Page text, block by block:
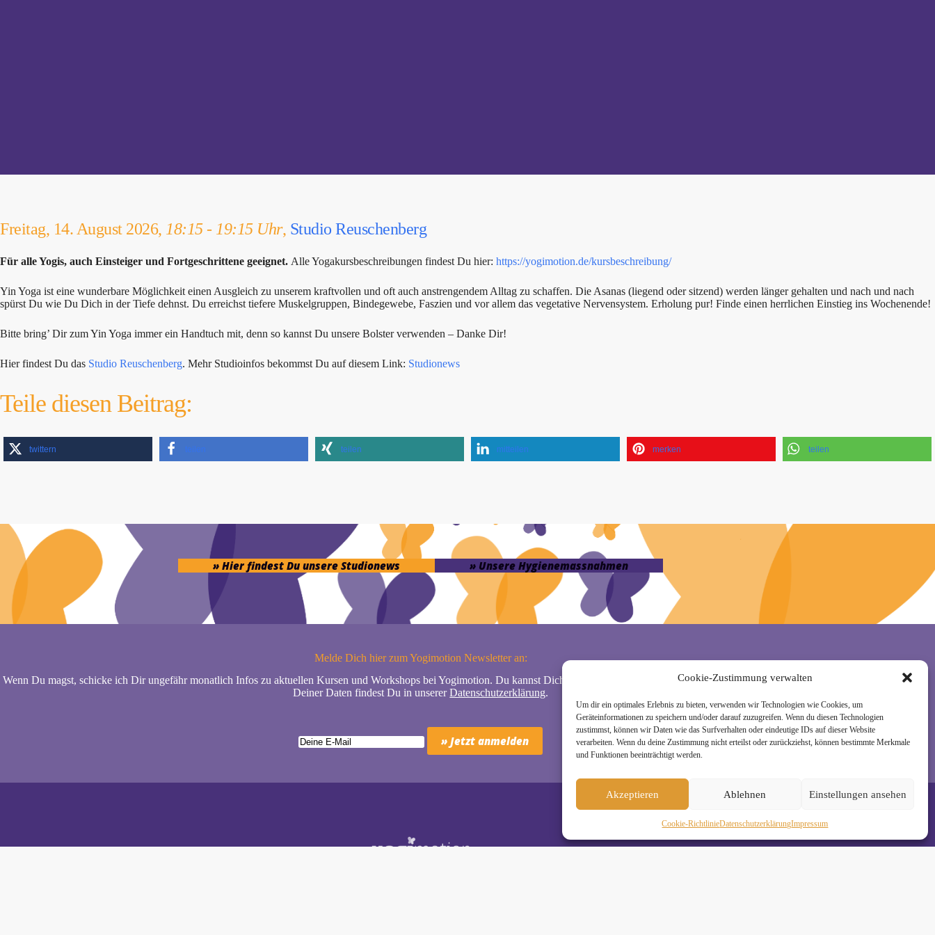
Cookie-Zustimmung verwalten
Um dir ein optimales Erlebnis zu bieten, verwenden wir Technologien wie Cookies, um
Geräteinformationen zu speichern und/oder darauf zuzugreifen. Wenn du diesen Technologien
zustimmst, können wir Daten wie das Surfverhalten oder eindeutige IDs auf dieser Website
verarbeiten. Wenn du deine Zustimmung nicht erteilst oder zurückziehst, können bestimmte Merkmale
und Funktionen beeinträchtigt werden.
Akzeptieren Ablehnen Einstellungen ansehen
Cookie-RichtlinieDaten­schutz­erklä­rungImpressum
Freitag, 14. August 2026, 18:15 - 19:15 Uhr, Studio Reuschenberg
Für alle Yogis, auch Einsteiger und Fortgeschrittene geeignet. Alle Yogakursbeschreibungen findest Du hier: https://yogimotion.de/kursbeschreibung/
Yin Yoga ist eine wunderbare Möglichkeit einen Ausgleich zu unserem kraftvollen und oft auch anstrengendem Alltag zu schaffen. Die Asanas (liegend oder sitzend) werden länger gehalten und nach und nach
spürst Du wie Du Dich in der Tiefe dehnst. Du erreichst tiefere Muskelgruppen, Bindegewebe, Faszien und vor allem das vegetative Nervensystem. Erholung pur! Finde einen herrlichen Einstieg ins Wochenende!
Bitte bring’ Dir zum Yin Yoga immer ein Handtuch mit, denn so kannst Du unsere Bolster verwenden – Danke Dir!
Hier findest Du das Studio Reuschenberg. Mehr Studioinfos bekommst Du auf diesem Link: Studionews
Teile diesen Beitrag:
twittern teilen teilen mitteilen merken teilen
» Hier findest Du unsere Studionews » Unsere Hygienemassnahmen
Melde Dich hier zum Yogimotion Newsletter an:
Wenn Du magst, schicke ich Dir ungefähr monatlich Infos zu aktuellen Kursen und Workshops bei Yogimotion. Du kannst Dich natürlich jederzeit wieder abmelden. Alle Details zur Nutzung
Deiner Daten findest Du in unsererDatenschutzerklärung.